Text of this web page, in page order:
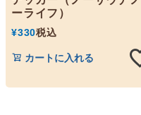
ーライフ）
¥330税込
カートに入れる